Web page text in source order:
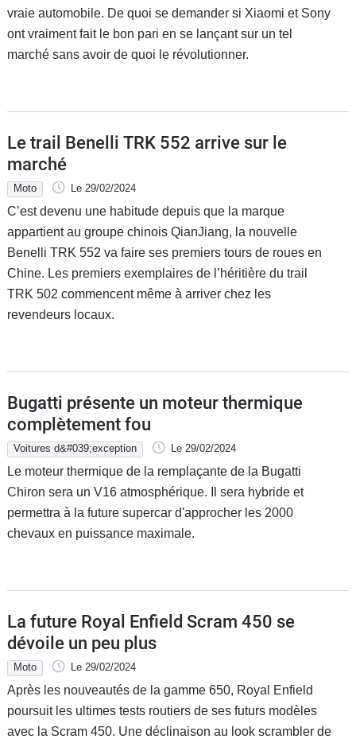
vraie automobile. De quoi se demander si Xiaomi et Sony
ont vraiment fait le bon pari en se lançant sur un tel
marché sans avoir de quoi le révolutionner.
Le trail Benelli TRK 552 arrive sur le
marché
Moto Le 29/02/2024
C’est devenu une habitude depuis que la marque
appartient au groupe chinois QianJiang, la nouvelle
Benelli TRK 552 va faire ses premiers tours de roues en
Chine. Les premiers exemplaires de l’héritière du trail
TRK 502 commencent même à arriver chez les
revendeurs locaux.
Bugatti présente un moteur thermique
complètement fou
Voitures d&#039;exception Le 29/02/2024
Le moteur thermique de la remplaçante de la Bugatti
Chiron sera un V16 atmosphérique. Il sera hybride et
permettra à la future supercar d'approcher les 2000
chevaux en puissance maximale.
La future Royal Enfield Scram 450 se
dévoile un peu plus
Moto Le 29/02/2024
Après les nouveautés de la gamme 650, Royal Enfield
poursuit les ultimes tests routiers de ses futurs modèles
avec la Scram 450. Une déclinaison au look scrambler de